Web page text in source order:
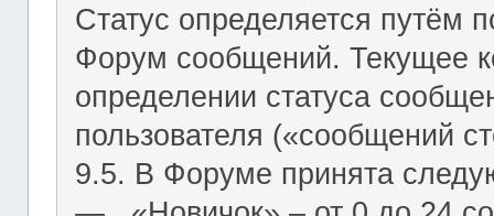
Статус определяется путём
Форум сообщений. Текущее
определении статуса
пользователя («сообщений
9.5. В Форуме принята